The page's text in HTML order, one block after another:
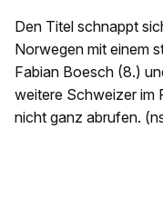
Den Titel schnappt
Norwegen mit einem
Fabian Boesch (8.)
weitere Schweizer im
nicht ganz abrufen.